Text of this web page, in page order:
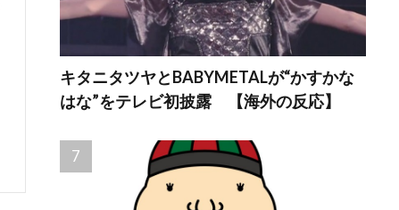
キタニタツヤとBABYMETALが“かすかな
はな”をテレビ初披露 【海外の反応】